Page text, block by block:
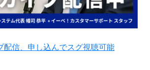
配信、申し込んでスグ視聴可能